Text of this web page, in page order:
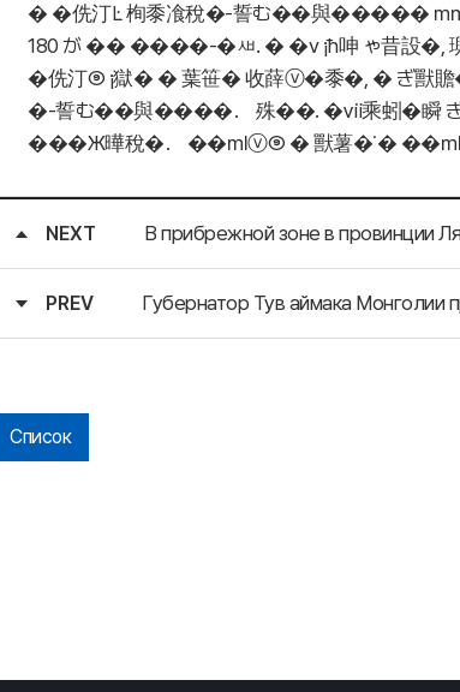
� �侁汀Ŀ 栒黍飡稅�-誓む��與�����
180 が �� ����-�ㅽ. � �ⅴ ¡ħ呻 ゃ昔設�,
�侁汀⑨ ¡獄� � 葉笹� 收薛ⓥ�黍�, � ぎ
�-誓む��與����． 殊��. �ⅶ乘蚓�瞬
���Ж曄稅�． ��㎖ⓥ⑨ � 獸薯�˙� ��
NEXT В прибрежной зоне в провинции
PREV
Список